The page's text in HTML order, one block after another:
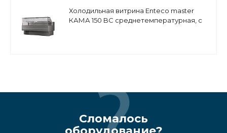
Холодильная витрина Enteco master
КАМА 150 BC среднетемпературная, с
Сломалось